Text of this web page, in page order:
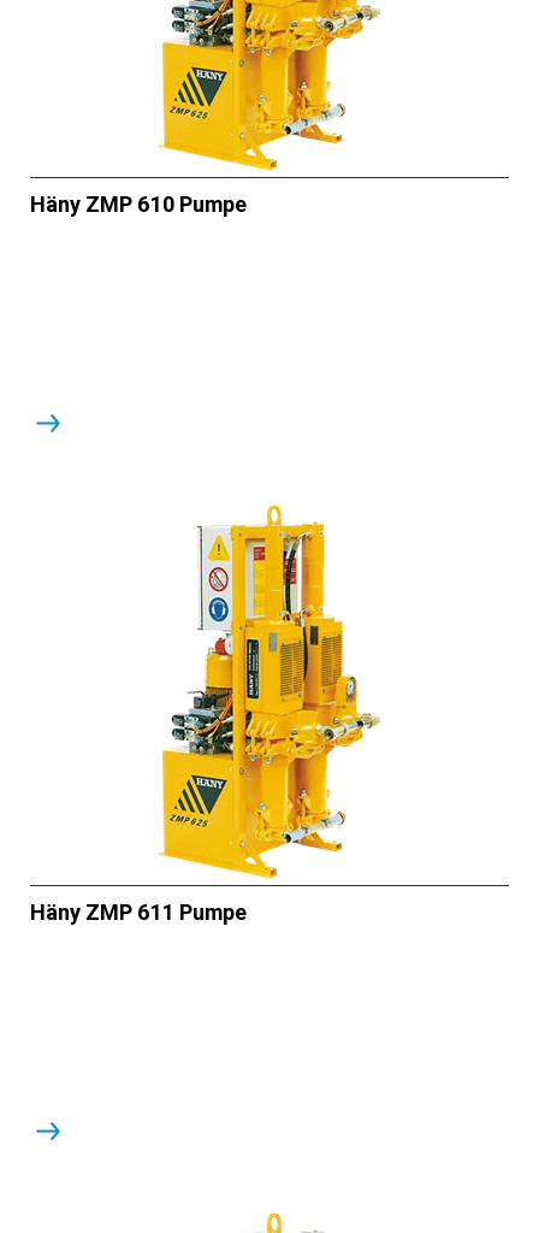
Häny ZMP 610 Pumpe
Häny ZMP 611 Pumpe